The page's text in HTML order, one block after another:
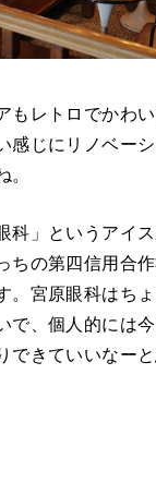
もレトロでかわ
感じにリノベー
。
科」というアイ
ちの第四信用合
。宮原眼科はち
で、個人的には
できていいなー